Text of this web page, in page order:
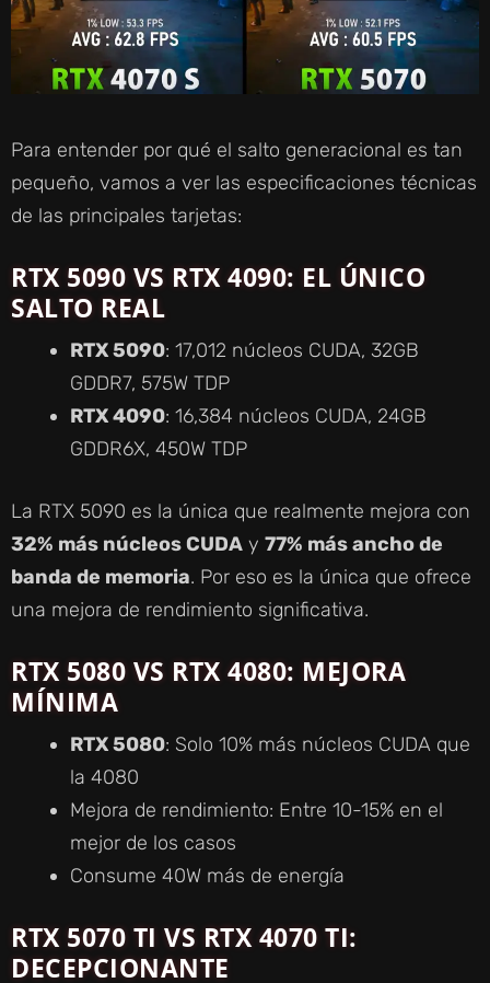
Para entender por qué el salto generacional es tan
pequeño, vamos a ver las especificaciones técnicas
de las principales tarjetas:
RTX 5090 VS RTX 4090: EL ÚNICO
SALTO REAL
RTX 5090: 17,012 núcleos CUDA, 32GB
GDDR7, 575W TDP
RTX 4090: 16,384 núcleos CUDA, 24GB
GDDR6X, 450W TDP
La RTX 5090 es la única que realmente mejora con
32% más núcleos CUDA y 77% más ancho de
banda de memoria. Por eso es la única que ofrece
una mejora de rendimiento significativa.
RTX 5080 VS RTX 4080: MEJORA
MÍNIMA
RTX 5080: Solo 10% más núcleos CUDA que
la 4080
Mejora de rendimiento: Entre 10-15% en el
mejor de los casos
Consume 40W más de energía
RTX 5070 TI VS RTX 4070 TI:
DECEPCIONANTE